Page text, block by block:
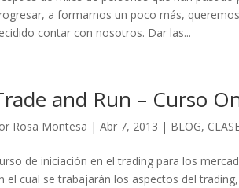
a formarnos un poco más,
contar con nosotros. Dar las...
and Run – Curso
Rosa Montesa |Abr 7, 2013 | BLOG,
de iniciación en el trading para los
el cual se trabajarán los aspectos del